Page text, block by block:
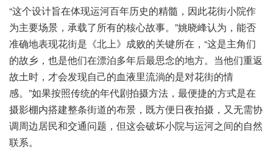
“这个设计旨在体现运河百年历史的精髓，因此花街小院作
为主要场景，承载了所有的核心故事。”姚晓峰认为，能否
准确地表现花街是《北上》成败的关键所在，“这是主角们
的故乡，也是他们在漂泊多年后最思念的地方。当他们重返
故土时，才会发现自己的血液里流淌的是对花街的情
感。”如果按照传统的年代剧拍摄方法，最便捷的方式是在
摄影棚内搭建整条街道的布景，既方便日夜拍摄，又无需协
调周边居民和交通问题，但这会破坏小院与运河之间的自然
联系。